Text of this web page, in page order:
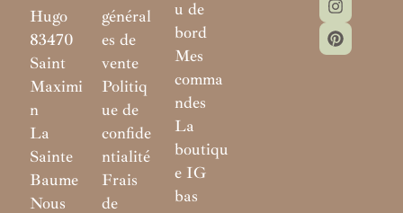
Hugo
83470
Saint
Maximi
n
La
Sainte
Baume
Nous
général
es de
vente
Politiq
ue de
confide
ntialité
Frais
de
u de
bord
Mes
comma
ndes
La
boutiqu
e IG
bas